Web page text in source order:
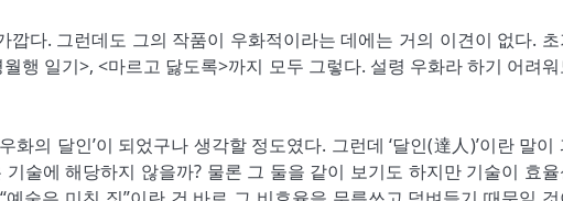
다. 그런데도 그의 작품이 우화적이라는 데에는 거의 이견이 없다. 초
행 일기>, <마르고 닳도록>까지 모두 그렇다. 설령 우화라 하기 어려
의 달인’이 되었구나 생각할 정도였다. 그런데 ‘달인(達人)’이란 말이
술에 해당하지 않을까? 물론 그 둘을 같이 보기도 하지만 기술이 효율